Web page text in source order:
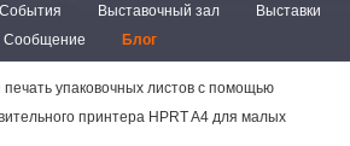
События Выставочный зал
Выставки
Сообщение
Блог
печать упаковочных листов с помощью
принтера HPRT A4 для малых